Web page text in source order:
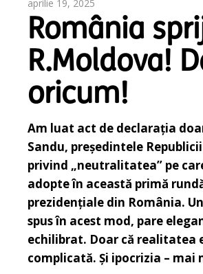
aprilie 19, 2025
România
R.Moldova!
oricum!
Am luat act de declarația
Sandu, președintele
privind „neutralitatea” pe
adopte în această primă
prezidențiale din România.
spus în acest mod, pare
echilibrat. Doar că realitatea
complicată. Și ipocrizia – mai